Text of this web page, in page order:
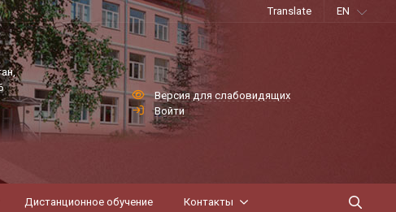
Translate EN
Версия для слабовидящих
Войти
Дистанционное обучение Контакты